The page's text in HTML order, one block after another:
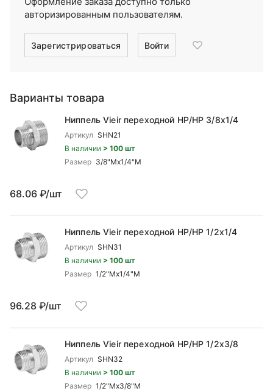
авторизированным пользователям.
Зарегистрироваться Войти
Варианты товара
Ниппель Vieir переходной НР/НР 3/8x1/4
Артикул SHN21
В наличии > 100 шт
Размер 3/8"Mx1/4"М
68.06 ₽/шт
Ниппель Vieir переходной НР/НР 1/2x1/4
Артикул SHN31
В наличии > 100 шт
Размер 1/2"Mx1/4"М
96.28 ₽/шт
Ниппель Vieir переходной НР/НР 1/2x3/8
Артикул SHN32
В наличии > 100 шт
Размер 1/2"Mx3/8"М